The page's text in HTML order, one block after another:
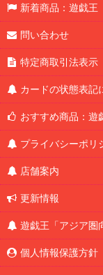
新着商品：遊戯王
問い合わせ
特定商取引法表示
カードの状態表記
おすすめ商品：遊
プライバシーポリ
店舗案内
更新情報
遊戯王「アジア圏
個人情報保護方針